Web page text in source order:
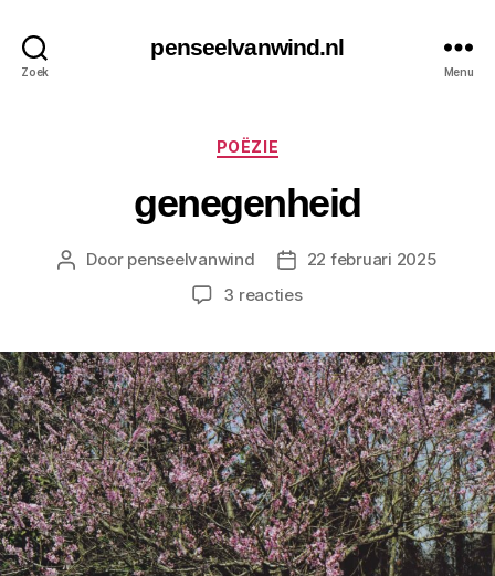
Zoek
penseelvanwind.nl
Menu
Categorieën
POËZIE
genegenheid
Berichtauteur
Door penseelvanwind Berichtdatum
22 februari 2025
3 reactiesop